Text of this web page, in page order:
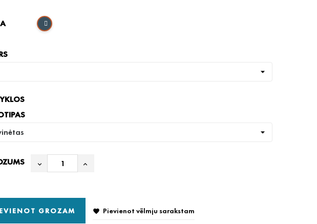
GROZAM  Pievienot vēlmju sarakstam